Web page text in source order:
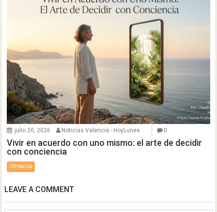
julio 20, 2026 Noticias Valencia - HoyLunes 0
Vivir en acuerdo con uno mismo: el arte de decidir
con conciencia
OPINIÓN
LEAVE A COMMENT